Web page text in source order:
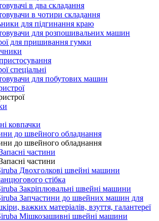
в два складання
в чотири складання
для підгинання краю
для розпошивальних машин
для пришивання гумки
спеціальні
для побутових машин
ковпачки
до швейного обладнання
до швейного обладнання
частини
частини
Двохголкові швейні машини
стібка
Закріплювальні швейні машини
Запчастини до швейних машин для
важких матеріалів, взуття, галантереї
Мішкозашивні швейні машини